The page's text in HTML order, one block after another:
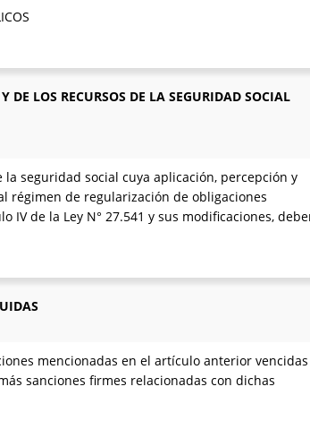
LOS RECURSOS DE LA SEGURIDAD SOCIAL
la seguridad social cuya aplicación, percepción y
régimen de regularización de obligaciones
de la Ley N° 27.541 y sus modificaciones,
mencionadas en el artículo anterior
sanciones firmes relacionadas con dichas